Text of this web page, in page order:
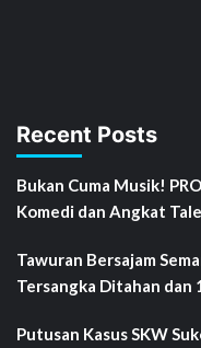
Recent Posts
Bukan Cuma Musik!
Komedi dan Angkat
Tawuran Bersajam
Tersangka Ditahan dan
Putusan Kasus SKW